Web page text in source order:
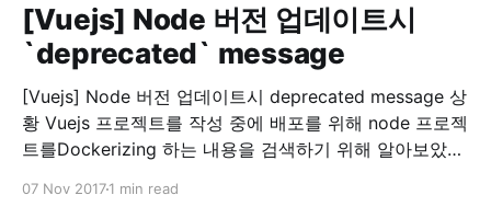
[Vuejs] Node 버전 업데이트시
`deprecated` message
[Vuejs] Node 버전 업데이트시 deprecated message 상
황 Vuejs 프로젝트를 작성 중에 배포를 위해 node 프로젝
트를Dockerizing 하는 내용을 검색하기 위해 알아보았습
07 Nov 20171 min read